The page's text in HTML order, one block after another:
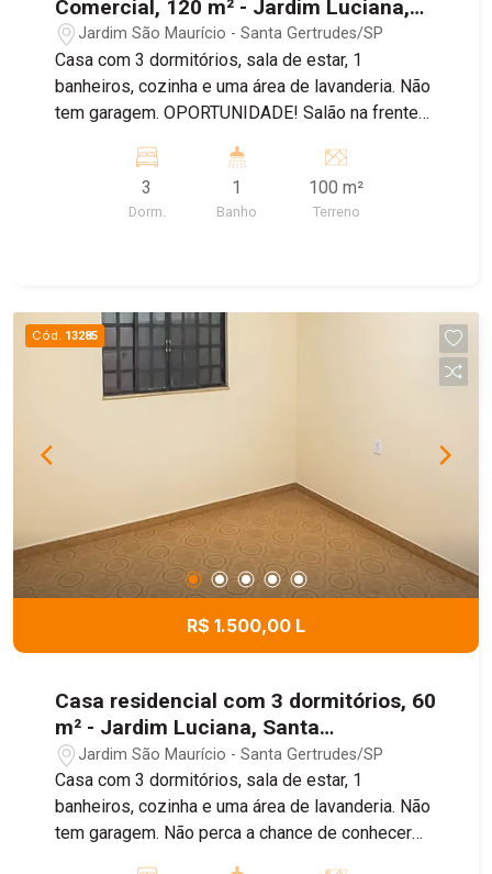
Comercial, 120 m² - Jardim Luciana,
Santa Gertrudes/SP
Jardim São Maurício - Santa Gertrudes/SP
Casa com 3 dormitórios, sala de estar, 1
banheiros, cozinha e uma área de lavanderia. Não
tem garagem. OPORTUNIDADE! Salão na frente
Agende sua visita! Não perca a chance de
conhecer esta ótima oportunidade de moradia!
Agende uma visita com um de nossos corretores.
3
Dorm.
1
Banho
100 m²
Terreno
Cód. 13285
R$ 1.500,00 L
Casa residencial com 3 dormitórios, 60
m² - Jardim Luciana, Santa
Gertrudes/SP
Jardim São Maurício - Santa Gertrudes/SP
Casa com 3 dormitórios, sala de estar, 1
banheiros, cozinha e uma área de lavanderia. Não
tem garagem. Não perca a chance de conhecer